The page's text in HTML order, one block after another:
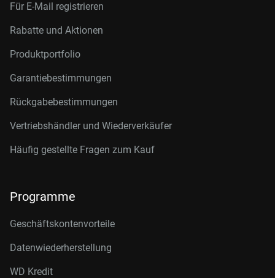
Für E-Mail registrieren
Rabatte und Aktionen
Produktportfolio
Garantiebestimmungen
Rückgabebestimmungen
Vertriebshändler und Wiederverkäufer
Häufig gestellte Fragen zum Kauf
Programme
Geschäftskontenvorteile
Datenwiederherstellung
WD Kredit